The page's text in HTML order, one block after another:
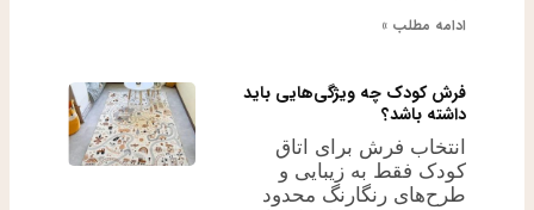
ادامه مطلب »
فرش کودک چه ویژگی‌هایی باید
داشته باشد؟
انتخاب فرش برای اتاق
کودک فقط به زیبایی و
طرح‌های رنگارنگ محدود